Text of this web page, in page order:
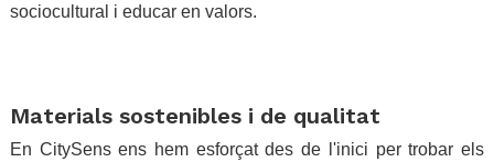
sociocultural i educar en valors.
Materials sostenibles i de qualitat
En CitySens ens hem esforçat des de l'inici per trobar els